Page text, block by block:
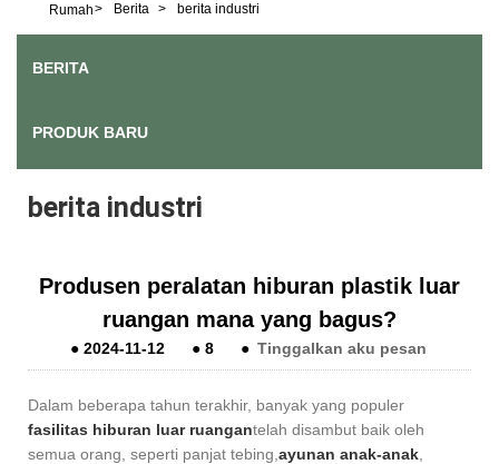
Rumah> Berita > berita industri
BERITA
PRODUK BARU
berita industri
Produsen peralatan hiburan plastik luar
ruangan mana yang bagus?
● 2024-11-12 ● 8 ● Tinggalkan aku pesan
Dalam beberapa tahun terakhir, banyak yang populer
fasilitas hiburan luar ruangantelah disambut baik oleh
semua orang, seperti panjat tebing, ayunan anak-anak